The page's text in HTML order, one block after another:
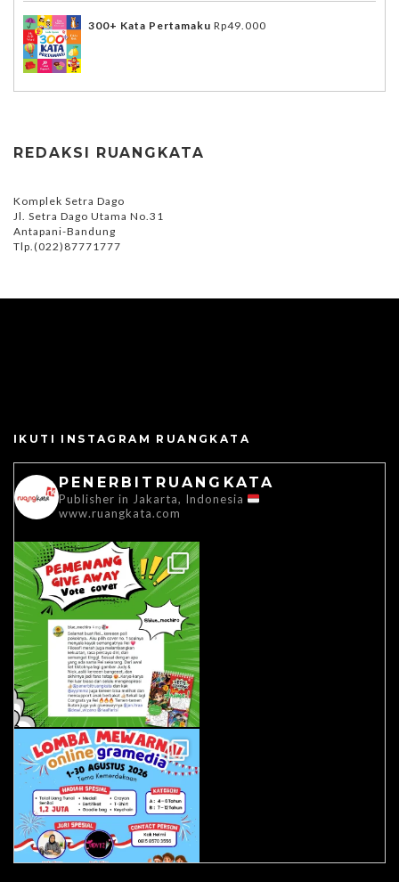
300+ Kata Pertamaku Rp49.000
REDAKSI RUANGKATA
Komplek Setra Dago
Jl. Setra Dago Utama No.31
Antapani-Bandung
Tlp.(022)87771777
IKUTI INSTAGRAM RUANGKATA
PENERBITRUANGKATA
Publisher in Jakarta, Indonesia
www.ruangkata.com